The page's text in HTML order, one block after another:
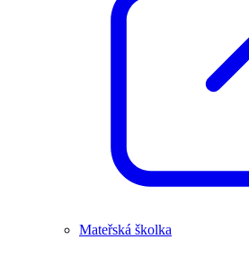
Mateřská školka